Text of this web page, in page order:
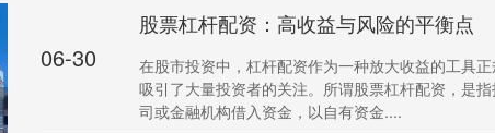
06-30
股票杠杆配资：高收益与风险的平衡点
在股市投资中，杠杆配资作为一种放大收益的工具
吸引了大量投资者的关注。所谓股票杠杆配资，是
司或金融机构借入资金，以自有资金....